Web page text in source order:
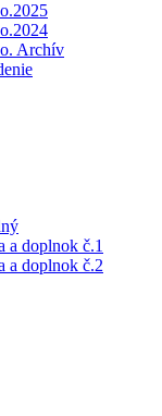
Archív
a doplnok č.1
a doplnok č.2